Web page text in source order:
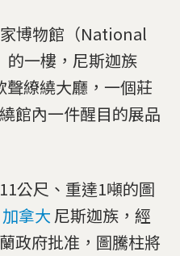
博物館（National
一樓，尼斯迦族
聲繚繞大廳，一個莊
館內一件醒目的展品
公尺、重達1噸的圖
加拿大 尼斯迦族，經
政府批准，圖騰柱將